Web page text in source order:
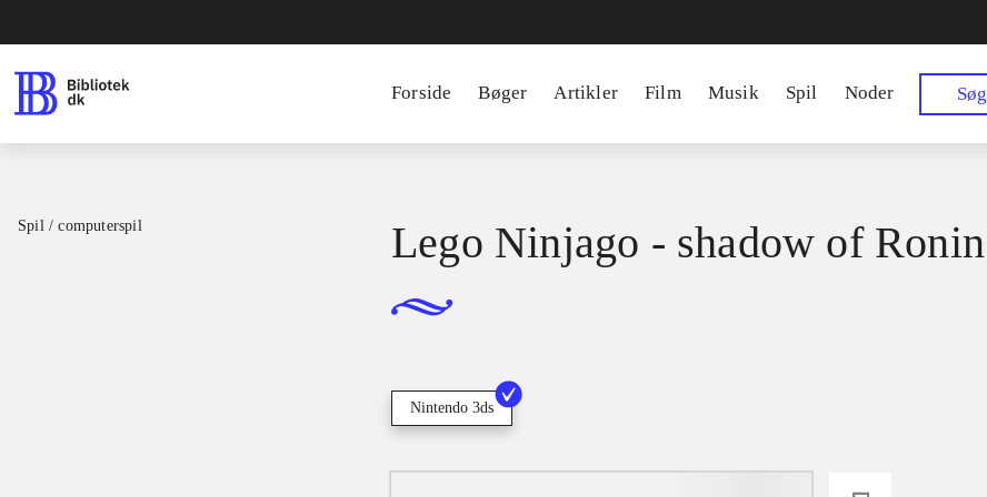
Forside Bøger Artikler Film Musik Spil Noder Søg
Spil / computerspil Lego Ninjago - shadow of Ronin
Nintendo 3ds